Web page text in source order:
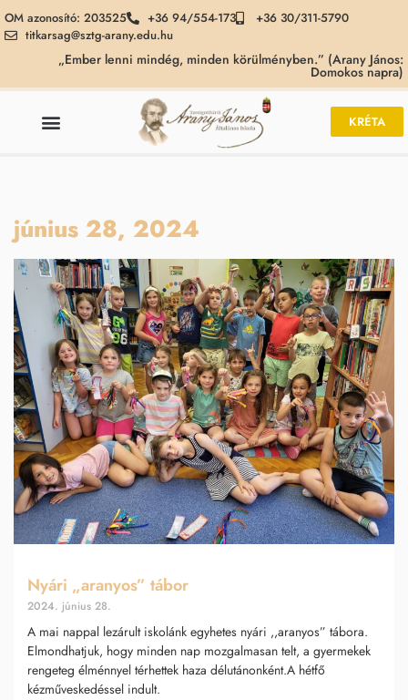
OM azonosító: 203525 +36 94/554-173
+36 30/311-5790
titkarsag@sztg-arany.edu.hu
„Ember lenni mindég, minden körülményben.” (Arany János:
Domokos napra)
KRÉTA
június 28, 2024
Nyári „aranyos” tábor
2024. június 28.
A mai nappal lezárult iskolánk egyhetes nyári ,,aranyos” tábora.
Elmondhatjuk, hogy minden nap mozgalmasan telt, a gyermekek
rengeteg élménnyel térhettek haza délutánonként.A hétfő
kézműveskedéssel indult.